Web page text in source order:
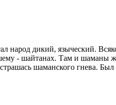
народ дикий, языческий.
- шайтанах. Там и
шаманского гнева.